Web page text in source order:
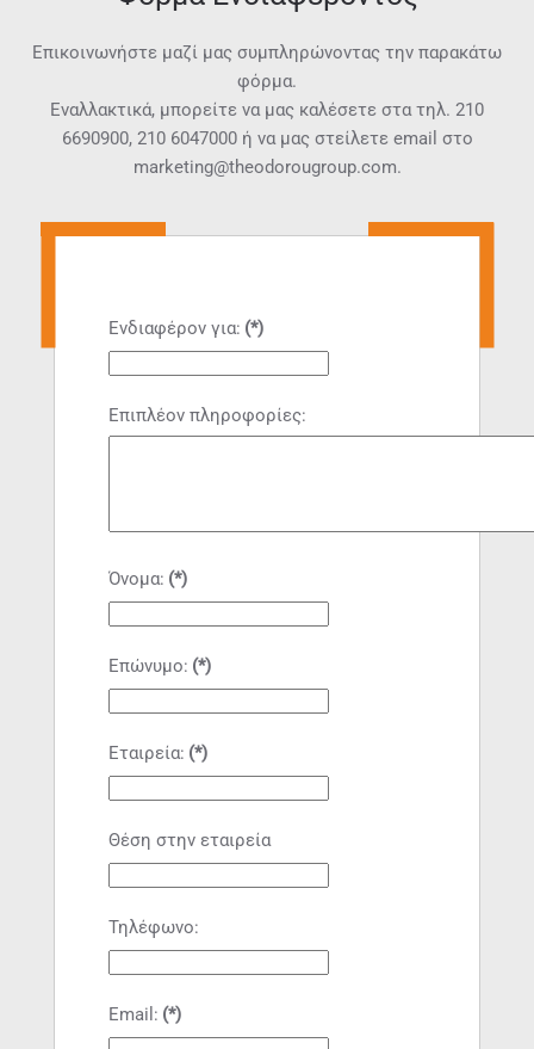
Επικοινωνήστε μαζί μας συμπληρώνοντας την παρακάτω
φόρμα.
Εναλλακτικά, μπορείτε να μας καλέσετε στα τηλ. 210
6690900, 210 6047000ή να μας στείλετε email στο
marketing@theodorougroup.com.
Ενδιαφέρον για: (*)
Επιπλέον πληροφορίες:
Όνομα: (*)
Επώνυμο: (*)
Εταιρεία: (*)
Θέση στην εταιρεία
Τηλέφωνο:
Email: (*)